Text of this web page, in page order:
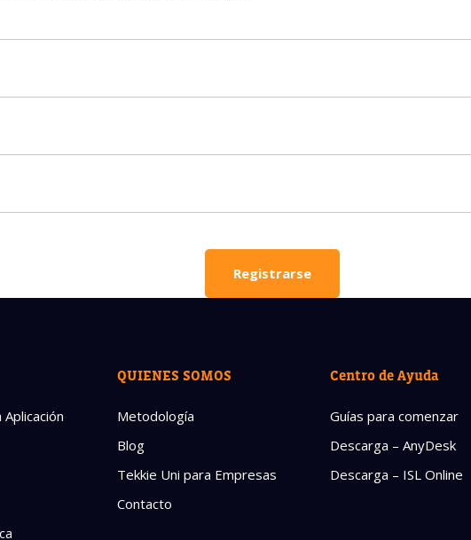
Registrarse
QUIENES SOMOS
Metodología
Blog
Tekkie Uni para Empresas
Contacto
Centro de Ayuda
Guías para comenzar
Descarga – AnyDesk
Descarga – ISL Online
Nuestros asesores responderán tus preguntas con gusto. Haz clic
Política de
OBTENER